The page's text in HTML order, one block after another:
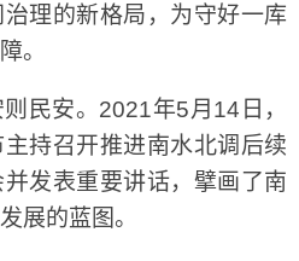
理的新格局，为守好一库
。
安。2021年5月14日，
持召开推进南水北调后续
发表重要讲话，擘画了南
展的蓝图。